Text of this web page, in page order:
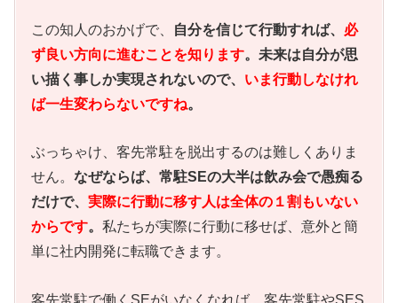
この知人のおかげで、 自分を信じて行動すれば、 必
ず良い方向に進むことを知ります。未来は自分が思
い描く事しか実現されないので、 いま行動しなけれ
ば一生変わらないですね。
ぶっちゃけ、客先常駐を脱出するのは難しくありま
せん。 なぜならば、常駐SEの大半は飲み会で愚痴る
だけで、 実際に行動に移す人は全体の１割もいない
からです。 私たちが実際に行動に移せば、意外と簡
単に社内開発に転職できます。
客先常駐で働くSEがいなくなれば、客先常駐やSES